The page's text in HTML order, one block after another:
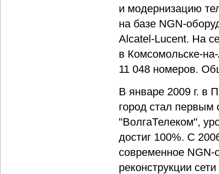
и модернизацию
на базе NGN-
Alcatel-Lucent. На
в Комсомольске-
11 048 номеров.
В январе 2009 г. в
город стал первым
"ВолгаТелеком",
достиг 100%. С
современное
реконструкции